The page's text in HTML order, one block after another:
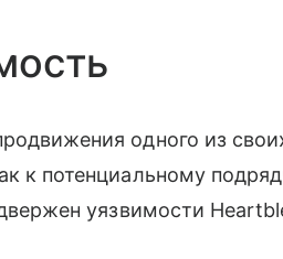
одного из
к потенциальному
уязвимости